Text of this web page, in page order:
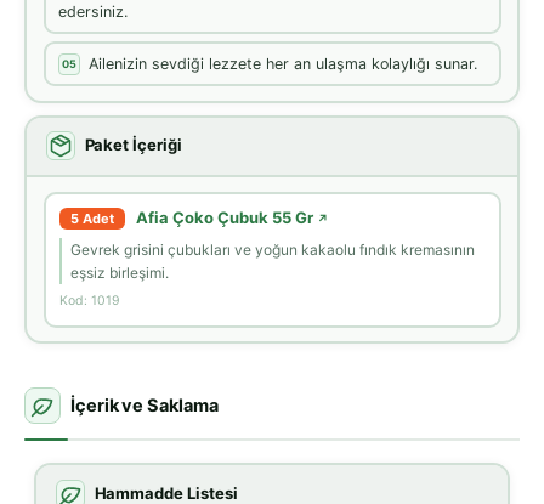
edersiniz.
05 Ailenizin sevdiği lezzete her an ulaşma kolaylığı sunar.
Paket İçeriği
5 Adet Afia Çoko Çubuk 55 Gr ↗
Gevrek grisini çubukları ve yoğun kakaolu fındık kremasının
eşsiz birleşimi.
Kod: 1019
İçerik ve Saklama
Hammadde Listesi